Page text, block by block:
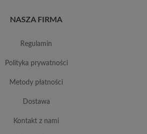
NASZA FIRMA
regulamin
polityka prywatności
metody płatności
dostawa
kontakt z nami